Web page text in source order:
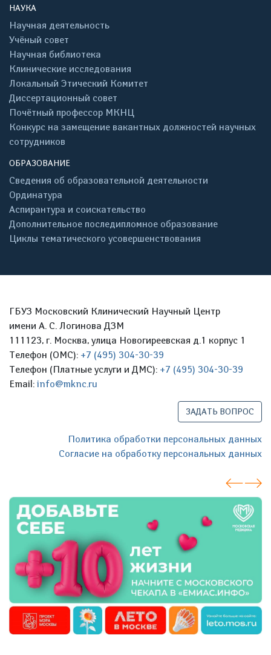
НАУКА
Научная деятельность
Учёный совет
Научная библиотека
Клинические исследования
Локальный Этический Комитет
Диссертационный совет
Почётный профессор МКНЦ
Конкурс на замещение вакантных должностей научных
сотрудников
ОБРАЗОВАНИЕ
Сведения об образовательной деятельности
Ординатура
Аспирантура и соискательство
Дополнительное последипломное образование
Циклы тематического усовершенствования
ГБУЗ Московский Клинический Научный Центр
имени А. С. Логинова ДЗМ
111123, г. Москва, улица Новогиреевская д.1 корпус 1
Телефон (ОМС): +7 (495) 304-30-39
Телефон (Платные услуги и ДМС): +7 (495) 304-30-39
Email: info@mknc.ru
ЗАДАТЬ ВОПРОС
Политика обработки персональных данных
Согласие на обработку персональных данных